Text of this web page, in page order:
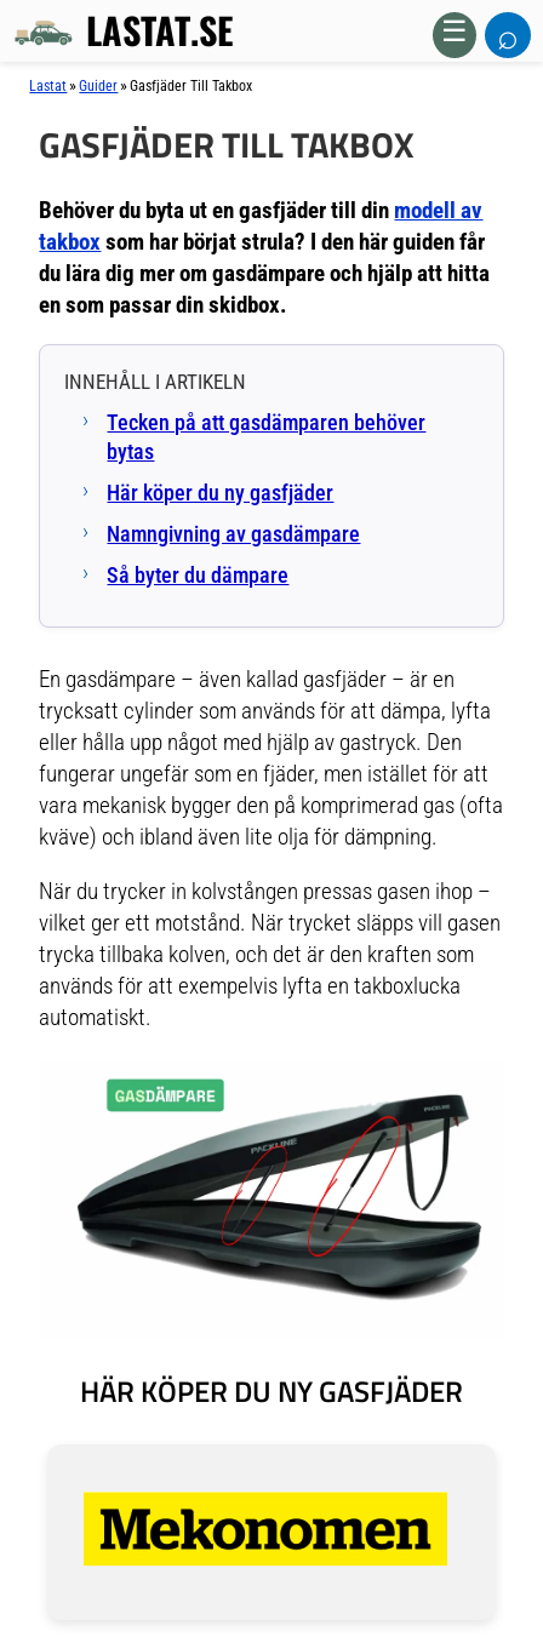
LASTAT.SE ☰ ⌕
Lastat »Guider »Gasfjäder Till Takbox
GASFJÄDER TILL TAKBOX
Behöver du byta ut en gasfjäder till din modell av
takboxsom har börjat strula? I den här guiden får
du lära dig mer om gasdämpare och hjälp att hitta
en som passar din skidbox.
INNEHÅLL I ARTIKELN
Tecken på att gasdämparen behöver
bytas
Här köper du ny gasfjäder
Namngivning av gasdämpare
Så byter du dämpare
En gasdämpare – även kallad gasfjäder – är en
trycksatt cylinder som används för att dämpa, lyfta
eller hålla upp något med hjälp av gastryck. Den
fungerar ungefär som en fjäder, men istället för att
vara mekanisk bygger den på komprimerad gas (ofta
kväve) och ibland även lite olja för dämpning.
När du trycker in kolvstången pressas gasen ihop –
vilket ger ett motstånd. När trycket släpps vill gasen
trycka tillbaka kolven, och det är den kraften som
används för att exempelvis lyfta en takboxlucka
automatiskt.
HÄR KÖPER DU NY GASFJÄDER